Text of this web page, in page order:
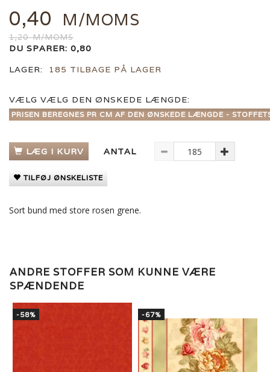
0,40 M/MOMS
1,20M/MOMS
DU SPARER: 0,80
LAGER:
185 TILBAGE PÅ LAGER
VÆLG VÆLG DEN ØNSKEDE LÆNGDE:
PRISEN BEREGNES PR CM AF DEN ØNSKEDE LÆNGDE -
LÆG I KURV ANTAL
TILFØJ ØNSKELISTE
Sort bund med store rosen grene.
ANDRE STOFFER SOM KUNNE VÆRE
SPÆNDENDE
-58% -67%